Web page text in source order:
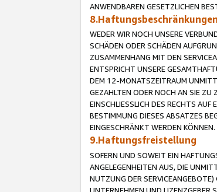
ANWENDBAREN GESETZLICHEN
8.Haftungsbeschränkungen
WEDER WIR NOCH UNSERE
SCHÄDEN ODER SCHÄDEN
ZUSAMMENHANG MIT DEN
ENTSPRICHT UNSERE
DEM 12-MONATSZEITRAUM
GEZAHLTEN ODER NOCH AN SIE ZU
EINSCHLIESSLICH DES RECHTS AUF
BESTIMMUNG DIESES ABSATZES
EINGESCHRÄNKT WERDEN KÖNNEN.
9.Haftungsfreistellung
SOFERN UND SOWEIT EIN
ANGELEGENHEITEN AUS, DIE
NUTZUNG DER SERVICEANGEBOTE)
UNTERNEHMEN UND LIZENZGEBER